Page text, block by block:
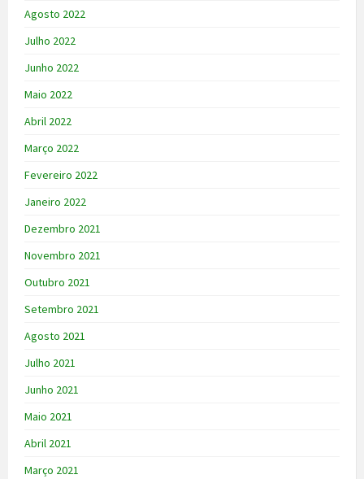
Agosto 2022
Julho 2022
Junho 2022
Maio 2022
Abril 2022
Março 2022
Fevereiro 2022
Janeiro 2022
Dezembro 2021
Novembro 2021
Outubro 2021
Setembro 2021
Agosto 2021
Julho 2021
Junho 2021
Maio 2021
Abril 2021
Março 2021